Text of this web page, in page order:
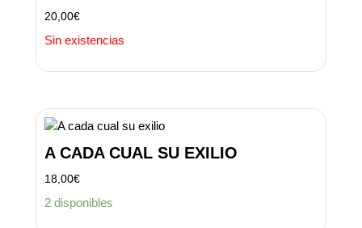
20,00€
Sin existencias
A CADA CUAL SU EXILIO
18,00€
2 disponibles